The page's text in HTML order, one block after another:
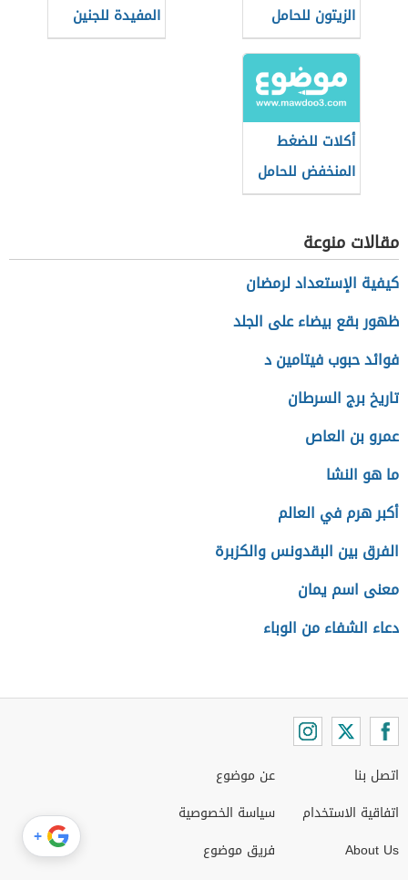
الزيتون للحامل
المفيدة للجنين
أكلات للضغط
المنخفض للحامل
مقالات منوعة
كيفية الإستعداد لرمضان
ظهور بقع بيضاء على الجلد
فوائد حبوب فيتامين د
تاريخ برج السرطان
عمرو بن العاص
ما هو النشا
أكبر هرم في العالم
الفرق بين البقدونس والكزبرة
معنى اسم يمان
دعاء الشفاء من الوباء
اتصل بنا
اتفاقية الاستخدام
About Us
عن موضوع
سياسة الخصوصية
فريق موضوع
+